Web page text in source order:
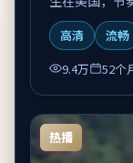
高清
流畅
9.4万
52个
热播